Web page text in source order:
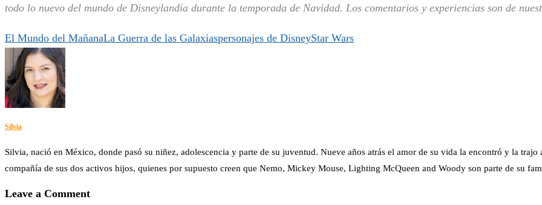
todo lo nuevo del mundo de Disneylandia durante la temporada de Navidad. Los comentarios y experiencias son de
El Mundo del MañanaLa Guerra de las Galaxiaspersonajes de DisneyStar Wars
Silvia
Silvia, nació en México, donde pasó su niñez, adolescencia y parte de su juventud. Nueve años atrás el amor de su vida la encontró y la
compañía de sus dos activos hijos, quienes por supuesto creen que Nemo, Mickey Mouse, Lighting McQueen and Woody son parte de su
Leave a Comment